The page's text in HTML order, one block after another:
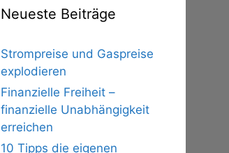
Neueste Beiträge
Strompreise und Gaspreise
explodieren
Finanzielle Freiheit –
finanzielle Unabhängigkeit
erreichen
10 Tipps die eigenen